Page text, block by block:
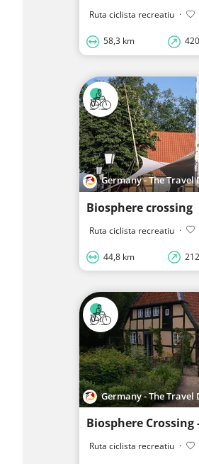
Ruta ciclista recreatiu ·
58,3 km
Germany - The
Biosphere crossing
Ruta ciclista recreatiu ·
44,8 km
Germany - The
Biosphere
Ruta ciclista recreatiu ·